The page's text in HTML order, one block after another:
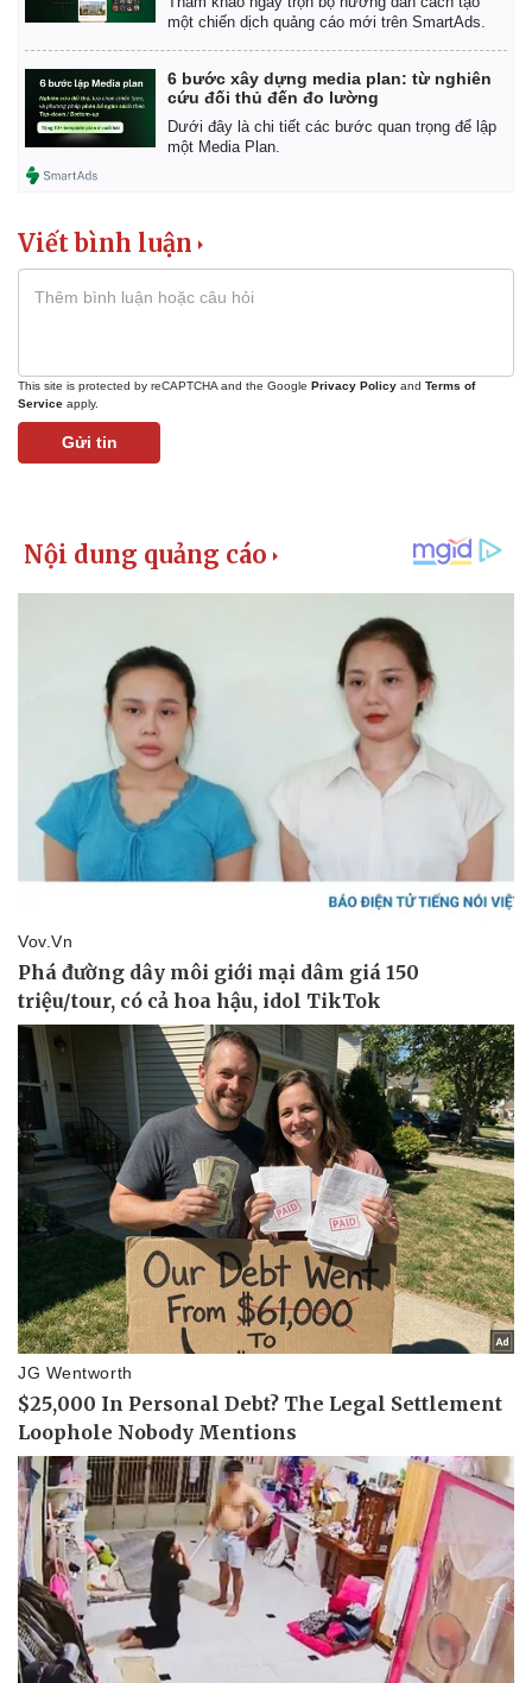
Pháp luật
Tin nóng
Tư vấn luật
Phân tích
một chiến dịch quảng cáo mới trên SmartAds.
6 bước xây dựng media plan: từ nghiên
cứu đối thủ đến đo lường
Dưới đây là chi tiết các bước quan trọng để lập
một Media Plan.
Viết bình luận
This site is protected by reCAPTCHA and the Google Privacy Policy and Terms of
Service apply.
Gửi tin